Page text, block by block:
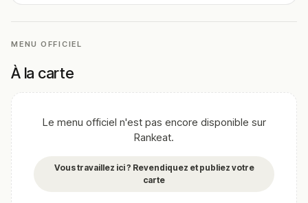
laissez-vous guider par les recommandations des
gourmets séduits par la qualité des mets et le charme du
incontournable.
!
Texte généré par intelligence artificielle, en attente de
Cette description peut contenir des erreurs, n'hésitez pas à
nous aider en vous rendant sur :Améliorer la fiche de cet
MENU OFFICIEL
À la carte
Le menu officiel n'est pas encore disponible sur
Rankeat.
Vous travaillez ici ? Revendiquez et publiez votre
carte